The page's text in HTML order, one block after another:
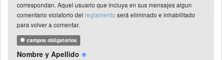
correspondan. Aquel usuario que incluya en sus mensajes algun
comentario violatorio del reglamento será eliminado e inhabilitado
para volver a comentar.
campos obligatorios
Nombre y Apellido